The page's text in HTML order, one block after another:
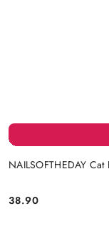
NAILSOFTHEDAY
Cena:
38.90